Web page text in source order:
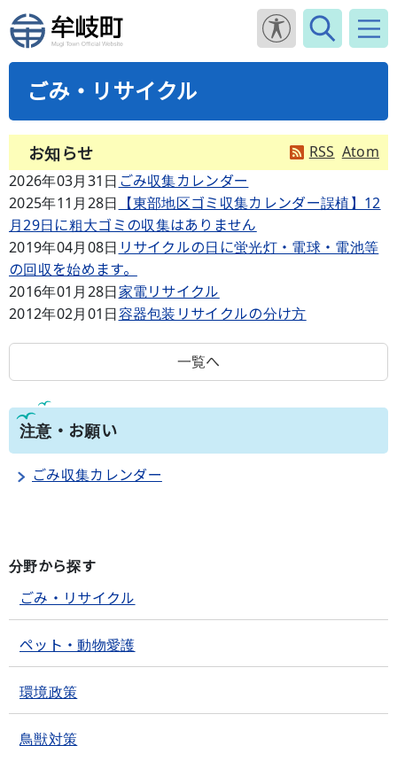
ごみ・リサイクル
お知らせ RSS Atom
2026年03月31日 ごみ収集カレンダー
2025年11月28日 【東部地区ゴミ収集カレンダー誤植】12
月29日に粗大ゴミの収集はありません
2019年04月08日 リサイクルの日に蛍光灯・電球・電池等
の回収を始めます。
2016年01月28日家電リサイクル
2012年02月01日容器包装リサイクルの分け方
一覧へ
注意・お願い
ごみ収集カレンダー
分野から探す
ごみ・リサイクル
ペット・動物愛護
環境政策
鳥獣対策